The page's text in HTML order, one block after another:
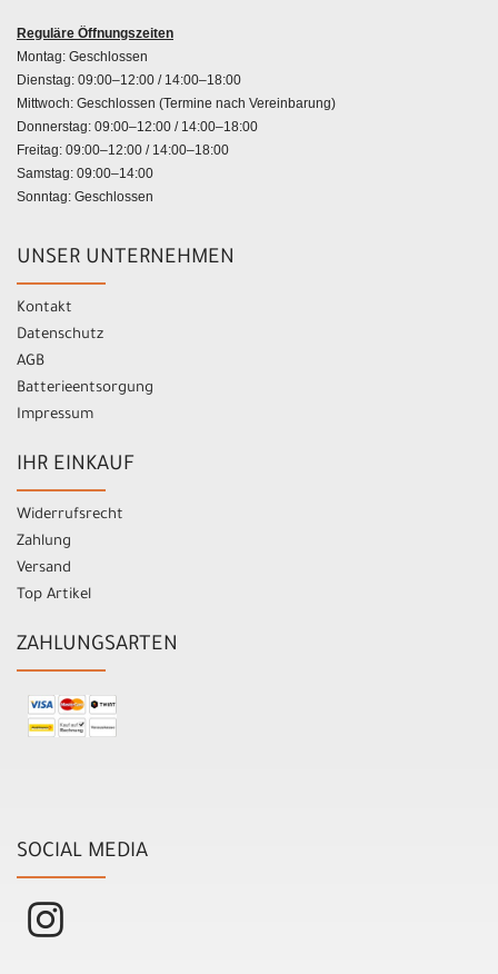
Reguläre Öffnungszeiten
Montag: Geschlossen
Dienstag: 09:00–12:00 / 14:00–18:00
Mittwoch: Geschlossen (Termine nach Vereinbarung)
Donnerstag: 09:00–12:00 / 14:00–18:00
Freitag: 09:00–12:00 / 14:00–18:00
Samstag: 09:00–14:00
Sonntag: Geschlossen
UNSER UNTERNEHMEN
Kontakt
Datenschutz
AGB
Batterieentsorgung
Impressum
IHR EINKAUF
Widerrufsrecht
Zahlung
Versand
Top Artikel
ZAHLUNGSARTEN
SOCIAL MEDIA